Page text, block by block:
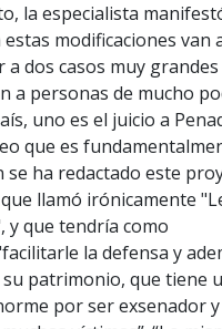
la especialista
estas modificaciones van
a dos casos muy
a personas de mucho
uno es el juicio a
que es
se ha redactado este
llamó irónicamente
y que tendría como
la defensa y
patrimonio, que tiene
por ser exsenador y